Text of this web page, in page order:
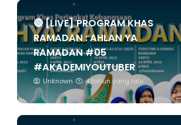
🔴 [LIVE] PROGRAM KHAS
RAMADAN : AHLAN YA
RAMADAN #05
#AKADEMIYOUTUBER
Unknown 4 tahun yang lalu